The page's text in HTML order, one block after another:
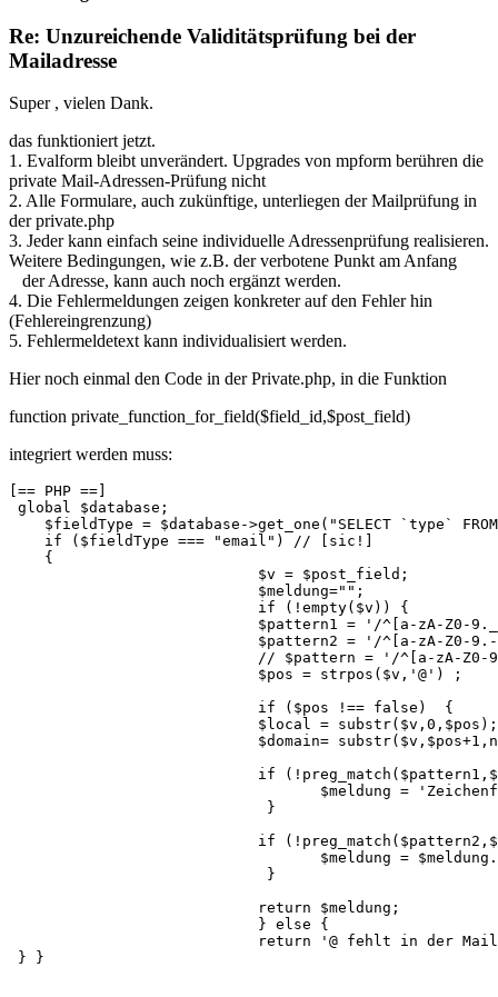
Re: Unzureichende Validitätsprüfung bei der
Mailadresse
Super , vielen Dank.
das funktioniert jetzt.
1. Evalform bleibt unverändert. Upgrades von mpform berühren die
private Mail-Adressen-Prüfung nicht
2. Alle Formulare, auch zukünftige, unterliegen der Mailprüfung in
der private.php
3. Jeder kann einfach seine individuelle Adressenprüfung realisieren.
Weitere Bedingungen, wie z.B. der verbotene Punkt am Anfang
der Adresse, kann auch noch ergänzt werden.
4. Die Fehlermeldungen zeigen konkreter auf den Fehler hin
(Fehlereingrenzung)
5. Fehlermeldetext kann individualisiert werden.
Hier noch einmal den Code in der Private.php, in die Funktion
function private_function_for_field($field_id,$post_field)
integriert werden muss:
[== PHP ==]
global $database;
$fieldType = $database->get_one("SELECT `type`
    if ($fieldType === "email") // [sic!]
    {
                            $v = $post_field;
                            $meldung="";
                            if (!empty($v)) {
$pattern1 = '/^[a-zA-Z0-
$pattern2 = '/^[a-zA-Z0-
// $pattern = '/^[a-zA-
                            $pos = strpos($v,'@') ;
                            if ($pos !== false)  {
                            $local = substr($v,0,$pos);
$domain=
if
$meldung =
                             }
if
$meldung =
                             }
                            return $meldung;
                            } else {
return '@ fehlt in der
} }